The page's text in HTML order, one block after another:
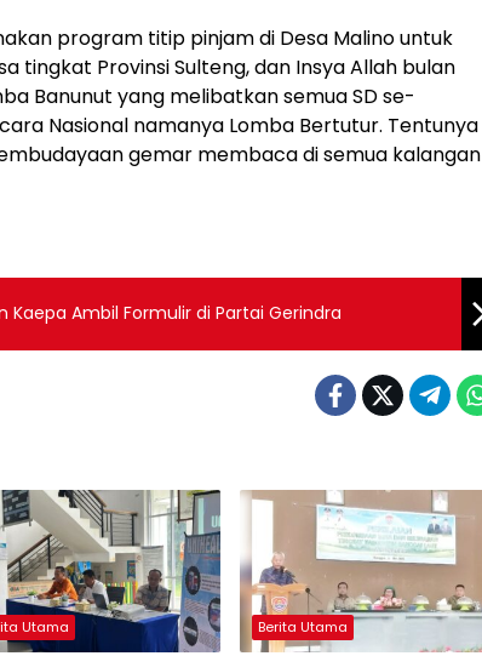
program titip pinjam di Desa Malino untuk
tingkat Provinsi Sulteng, dan Insya Allah bulan
Banunut yang melibatkan semua SD se-
Nasional namanya Lomba Bertutur. Tentunya
gemar membaca di semua kalangan
Kaepa Ambil Formulir di Partai Gerindra
Utama Berita Utama